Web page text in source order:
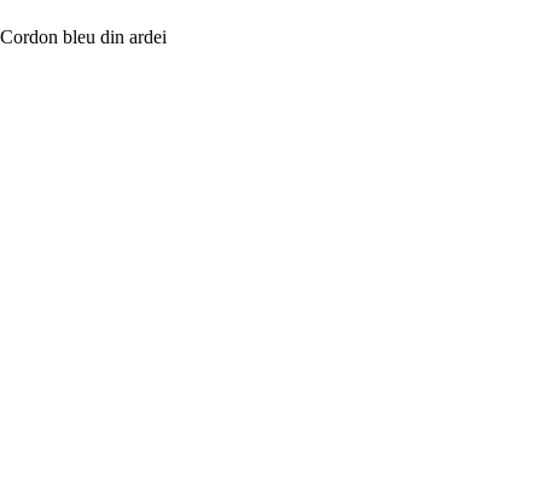
Cordon bleu din ardei